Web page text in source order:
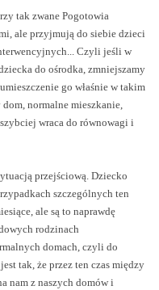
tak zwane Pogotowia
ale przyjmują do siebie dzieci
Czyli jeśli w
do ośrodka, zmniejszamy
go właśnie w takim
normalne mieszkanie,
wraca do równowagi i
przejściową. Dziecko
szczególnych ten
ale są to naprawdę
rodzinach
domach, czyli do
tak, że przez ten czas między
nam z naszych domów i